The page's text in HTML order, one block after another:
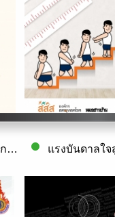
คู่มือปฐมนิเทศนักศึกษาใหม่